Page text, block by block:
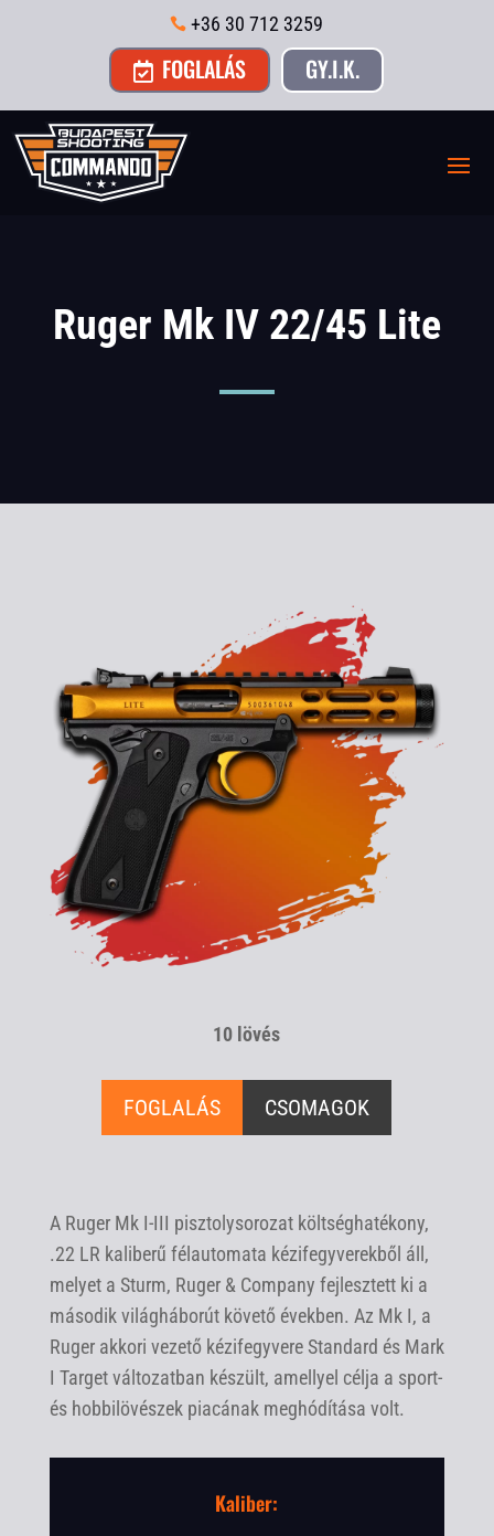
 +36 30 712 3259
 FOGLALÁS GY.I.K.
Ruger Mk IV 22/45 Lite
10 lövés
FOGLALÁS CSOMAGOK
A Ruger Mk I-III pisztolysorozat költséghatékony,
.22 LR kaliberű félautomata kézifegyverekből áll,
melyet a Sturm, Ruger & Company fejlesztett ki a
második világháborút követő években. Az Mk I, a
Ruger akkori vezető kézifegyvere Standard és Mark
I Target változatban készült, amellyel célja a sport-
és hobbilövészek piacának meghódítása volt.
Kaliber: